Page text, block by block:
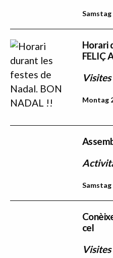
Samstag
Horari
FELIÇ
Visites
Montag
Samstag
cel
Visites